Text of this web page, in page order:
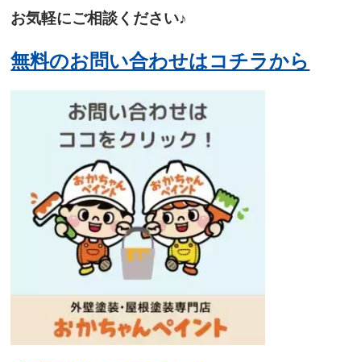
お気軽にご相談ください♪
無料のお問い合わせはコチラから